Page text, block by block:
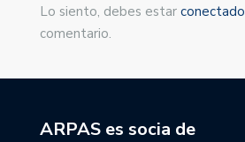
Lo siento, debes estar conectado
comentario.
ARPAS es socia de